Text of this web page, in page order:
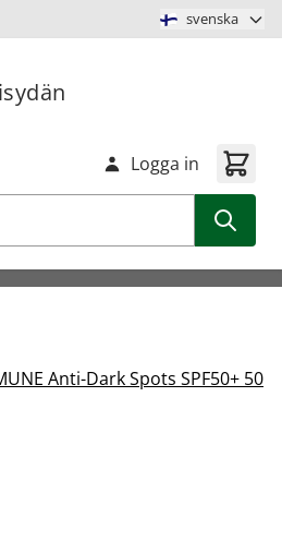
svenska
Logga in
Anti-Dark Spots SPF50+ 50